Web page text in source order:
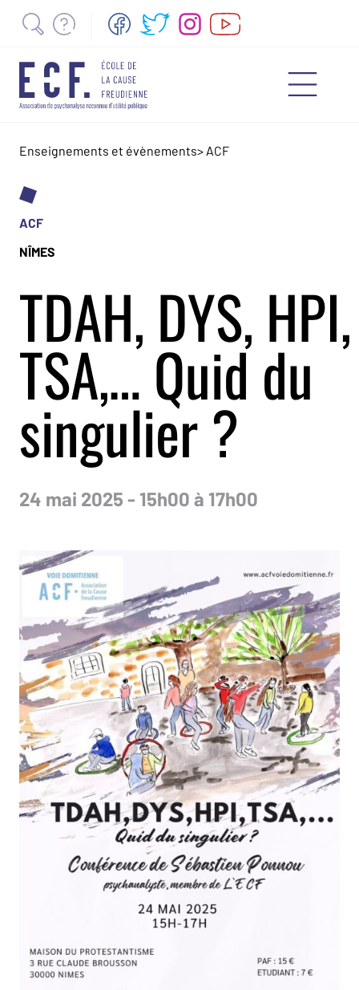
Enseignements et évènements> ACF
ACF
NÎMES
TDAH, DYS, HPI,
TSA,… Quid du
singulier ?
24 mai 2025 - 15h00 à 17h00